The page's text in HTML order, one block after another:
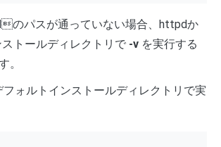
のパスが通っていない場合、httpdか
トールディレクトリで -v を実行する
。
フォルトインストールディレクトリで実